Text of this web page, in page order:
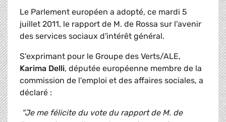
Le Parlement européen a adopté, ce mardi 5
juillet 2011, le rapport de M. de Rossa sur l'avenir
des services sociaux d'intérêt général.
S'exprimant pour le Groupe des Verts/ALE,
Karima Delli, députée européenne membre de la
commission de l'emploi et des affaires sociales, a
déclaré :
"Je me félicite du vote du rapport de M. de